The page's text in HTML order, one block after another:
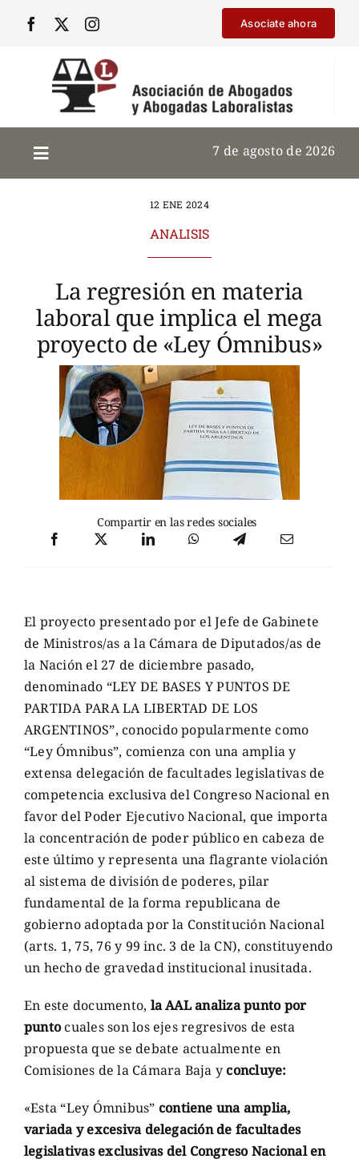
Asociate ahora
7 de agosto de 2026
12 ENE 2024
ANALISIS
La regresión en materia
laboral que implica el mega
proyecto de «Ley Ómnibus»
Compartir en las redes sociales
El proyecto presentado por el Jefe de Gabinete
de Ministros/as a la Cámara de Diputados/as de
la Nación el 27 de diciembre pasado,
denominado “LEY DE BASES Y PUNTOS DE
PARTIDA PARA LA LIBERTAD DE LOS
ARGENTINOS”, conocido popularmente como
“Ley Ómnibus”, comienza con una amplia y
extensa delegación de facultades legislativas de
competencia exclusiva del Congreso Nacional en
favor del Poder Ejecutivo Nacional, que importa
la concentración de poder público en cabeza de
este último y representa una flagrante violación
al sistema de división de poderes, pilar
fundamental de la forma republicana de
gobierno adoptada por la Constitución Nacional
(arts. 1, 75, 76 y 99 inc. 3 de la CN), constituyendo
un hecho de gravedad institucional inusitada.
En este documento, la AAL analiza punto por
puntocuales son los ejes regresivos de esta
propuesta que se debate actualmente en
Comisiones de la Cámara Baja yconcluye:
«Esta “Ley Ómnibus” contiene una amplia,
variada y excesiva delegación de facultades
legislativas exclusivas del Congreso Nacional en